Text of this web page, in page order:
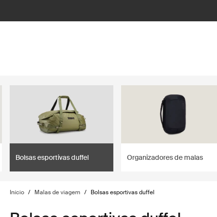
Bolsas esportivas duffel Organizadores de malas
Início / Malas de viagem / Bolsas esportivas duffel